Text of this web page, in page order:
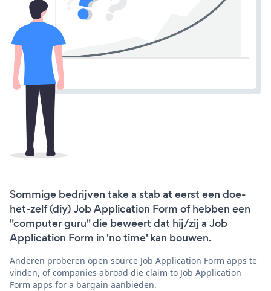
Sommige bedrijven take a stab at eerst een doe-
het-zelf (diy) Job Application Form of hebben een
"computer guru" die beweert dat hij/zij a Job
Application Form in 'no time' kan bouwen.
Anderen proberen open source Job Application Form apps te
vinden, of companies abroad die claim to Job Application
Form apps for a bargain aanbieden.